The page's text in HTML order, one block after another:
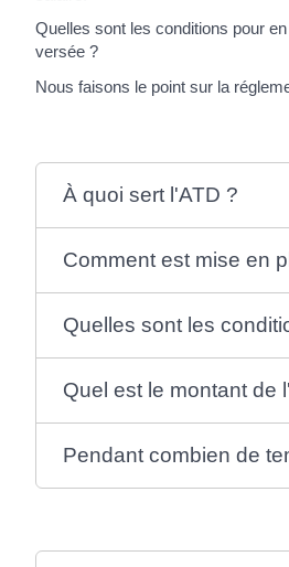
Quelles sont les conditions pour
versée ?
Nous faisons le point sur la
À quoi sert l'ATD ?
Comment est mise en
Quelles sont les
Quel est le montant de
Pendant combien de